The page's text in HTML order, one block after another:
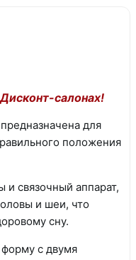
салонах!
для
положения
и связочный аппарат,
и шеи, что
сну.
с двумя